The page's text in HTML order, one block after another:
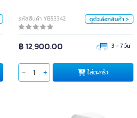
รหัสสินค้า YB53342 ดูตัวเลือกสินค้า >
฿ 12,900.00 3 - 7 วัน
ใส่ตะกร้า
สี
ชนิดของวัสดุ
อลูมิเนียมอัลลอย
ใส่ตะกร้า